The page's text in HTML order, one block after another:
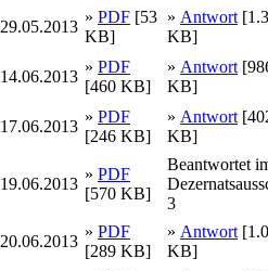
29.05.2013
» PDF [53
KB]
» Antwort
KB]
14.06.2013
» PDF
[460 KB]
» Antwort
KB]
17.06.2013
» PDF
[246 KB]
» Antwort
KB]
19.06.2013
» PDF
[570 KB]
Beantwortet
3
20.06.2013
» PDF
[289 KB]
» Antwort
KB]